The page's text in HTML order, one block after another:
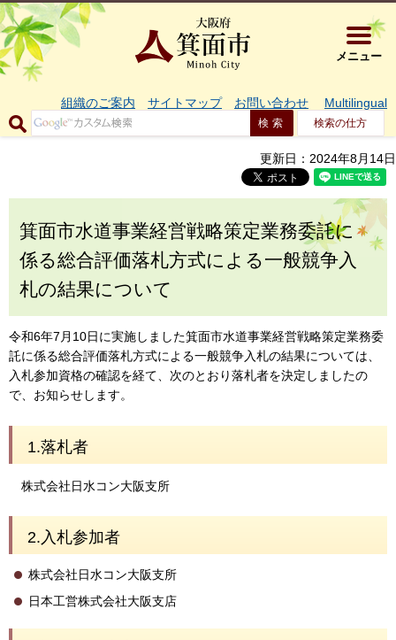
大阪府箕
メニュー
組織のご案内 サイトマップ お問い合わせ Multilingual
検索の仕方
更新日：2024年8月14日
箕面市水道事業経営戦略策定業務委託に
係る総合評価落札方式による一般競争入
札の結果について
令和6年7月10日に実施しました箕面市水道事業経営戦略策定業務委
託に係る総合評価落札方式による一般競争入札の結果については、
入札参加資格の確認を経て、次のとおり落札者を決定しましたの
で、お知らせします。
1.落札者
株式会社日水コン大阪支所
2.入札参加者
株式会社日水コン大阪支所
日本工営株式会社大阪支店